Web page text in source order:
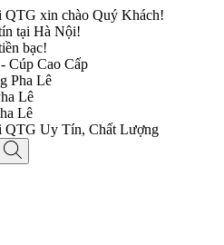
QTG xin chào Quý Khách!
tại Hà Nội!
bạc!
Cúp Cao Cấp
Pha Lê
Lê
Lê
QTG Uy Tín, Chất Lượng